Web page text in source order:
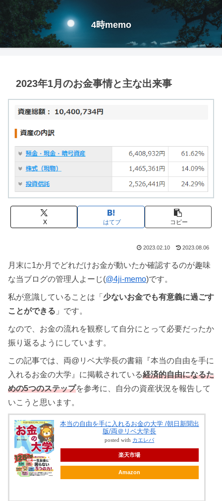
4時memo
2023年1月のお金事情と主な出来事
X はてブ コピー
2023.02.10 2023.08.06
月末に1か月でどれだけお金が動いたか確認するのが趣味
な当ブログの管理人よーじ(@4ji-memo)です。
私が意識していることは「 少ないお金でも有意義に過ごす
ことができる 」です。
なので、お金の流れを観察して自分にとって必要だったか
振り返るようにしています。
この記事では、両@リベ大学長の書籍『本当の自由を手に
入れるお金の大学』に掲載されている経済的自由になるた
めの5つのステップを参考に、自分の資産状況を報告して
いこうと思います。
本当の自由を手に入れるお金の大学 /朝日新聞出
版/両＠リベ大学長
posted with カエレバ
楽天市場
Amazon